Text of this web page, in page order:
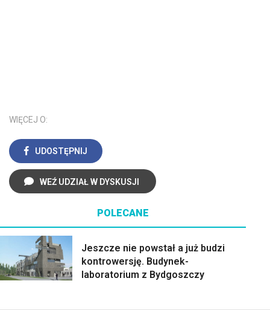
WIĘCEJ O:
UDOSTĘPNIJ
WEŹ UDZIAŁ W DYSKUSJI
POLECANE
Jeszcze nie powstał a już budzi
kontrowersję. Budynek-
laboratorium z Bydgoszczy